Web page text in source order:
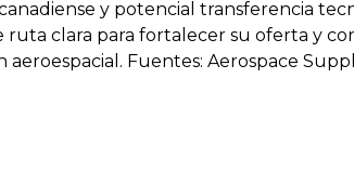
y potencial transferencia
clara para fortalecer su oferta y
Fuentes: Aerospace